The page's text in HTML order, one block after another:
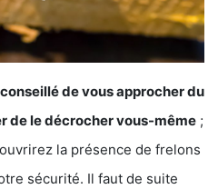
de vous approcher du
de le décrocher vous-même ;
la présence de frelons
sécurité. Il faut de suite